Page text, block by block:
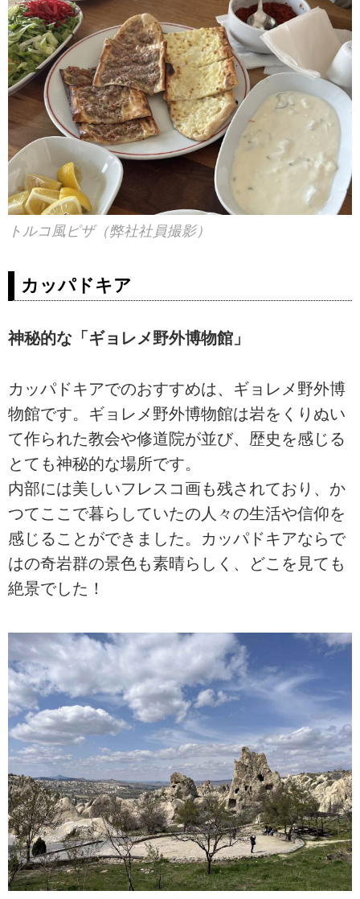
トルコ風ピザ（弊社社員撮影）
カッパドキア
神秘的な「ギョレメ野外博物館」
カッパドキアでのおすすめは、ギョレメ野外博
物館です。ギョレメ野外博物館は岩をくりぬい
て作られた教会や修道院が並び、歴史を感じる
とても神秘的な場所です。
内部には美しいフレスコ画も残されており、か
つてここで暮らしていたの人々の生活や信仰を
感じることができました。カッパドキアならで
はの奇岩群の景色も素晴らしく、どこを見ても
絶景でした！